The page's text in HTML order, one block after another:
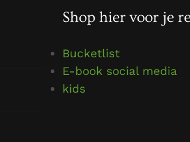
Shop hier voor je
Bucketlist
E-book social media
kids